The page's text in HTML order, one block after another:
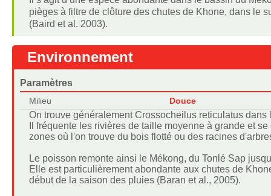
pièges à filtre de clôture des chutes de Khone, dans le
(Baird et al. 2003).
Environnement
Paramètres
Milieu Douce
On trouve généralement Crossocheilus reticulatus
Il fréquente les rivières de taille moyenne à grande et
zones où l'on trouve du bois flotté ou des racines
Le poisson remonte ainsi le Mékong, du Tonlé Sap
Elle est particulièrement abondante aux chutes de
début de la saison des pluies (Baran et al., 2005).